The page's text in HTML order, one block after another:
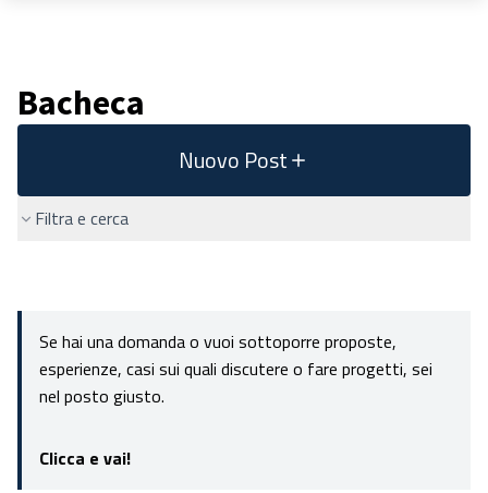
Bacheca
Nuovo Post
Filtra e cerca
Se hai una domanda o vuoi sottoporre proposte,
esperienze, casi sui quali discutere o fare progetti, sei
nel posto giusto.
Clicca e vai!